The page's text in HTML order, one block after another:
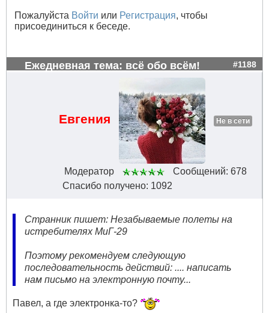
Пожалуйста Войти или Регистрация, чтобы
присоединиться к беседе.
Ежедневная тема: всё обо всём! #1188
Евгения Не в сети
Модератор
Сообщений: 678
Спасибо получено: 1092
Странник пишет: Незабываемые полеты на
истребителях МиГ-29
Поэтому рекомендуем следующую
последовательность действий: .... написать
нам письмо на электронную почту...
Павел, а где электронка-то?